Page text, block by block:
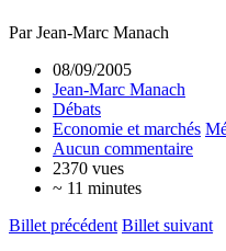
Par Jean-Marc Manach
08/09/2005
Jean-Marc Manach
Débats
Economie et marchés
Aucun commentaire
2370 vues
~ 11 minutes
Billet précédent Billet suivant